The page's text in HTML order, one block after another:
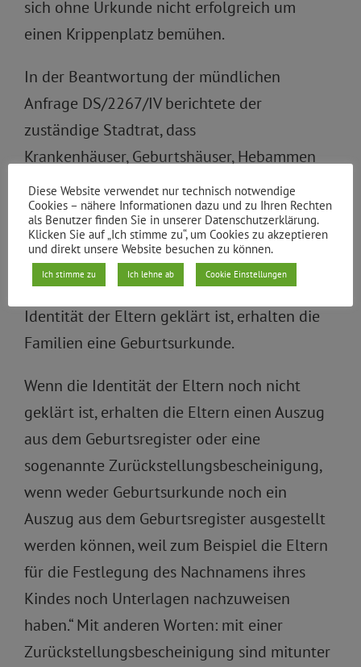
sich ohne Urkunde nicht erfolgreich um
einen Krippenplatz bemühen.
In der Beantwortung der mündlichen
Anfrage DS/2267/IV berichtete der
zuständige Stadtrat, dass
Krankenhäuser, Geburtshäuser, Hebammen
den Standesämtern die Geburtsanzeigen und
ggf. vorab bereits die dazugehörigen Papiere
in Kopie, Pass, Ausweis, Geburtsurkunde der
Eltern, Eheurkunde (ggf. in
Kopie) übermitteln. Weiter: „Wenn die
Identität der Eltern geklärt ist, erhalten die
Familien eine Geburtsurkunde.
Wenn die Identität der Eltern noch nicht
geklärt ist, erhalten die Eltern einen Auszug
aus dem Geburtsregister oder eine
sogenannte Zurückstellungsbescheinigung,
wenn weder Geburtsurkunde noch ein
Auszug aus dem Geburtsregister ausgestellt
werden können, weil zum Beispiel die Eltern
für die Festlegung des Nachnamens ihres
Kindes noch Unterlagen nachzuweisen
haben.“ Mit anderen Worten: mit einer
Zurückstellungsbescheinigung sind mitunter
Diese Website verwendet nur technisch notwendige
Cookies – nähere Informationen dazu und zu Ihren Rechten
als Benutzer finden Sie in unserer Datenschutzerklärung.
Klicken Sie auf „Ich stimme zu“, um Cookies zu akzeptieren
und direkt unsere Website besuchen zu können.
Ich stimme zu Ich lehne ab Cookie Einstellungen